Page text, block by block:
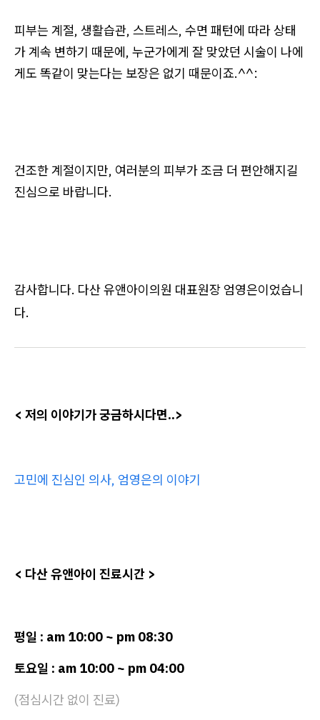
피부는 계절, 생활습관, 스트레스, 수면 패턴에 따라 상태
가 계속 변하기 때문에, 누군가에게 잘 맞았던 시술이 나에
게도 똑같이 맞는다는 보장은 없기 때문이죠.^^:
건조한 계절이지만, 여러분의 피부가 조금 더 편안해지길
진심으로 바랍니다.
감사합니다. 다산 유앤아이의원 대표원장 엄영은이었습니
다.
< 저의 이야기가 궁금하시다면..>
고민에 진심인 의사, 엄영은의 이야기
< 다산 유앤아이 진료시간 >
평일 : am 10:00 ~ pm 08:30
토요일 : am 10:00 ~ pm 04:00
(점심시간 없이 진료)